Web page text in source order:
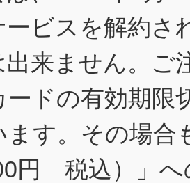
ービスを解約さ
出来ません。ご
ードの有効期限
ます。その場合
円 税込）」へ